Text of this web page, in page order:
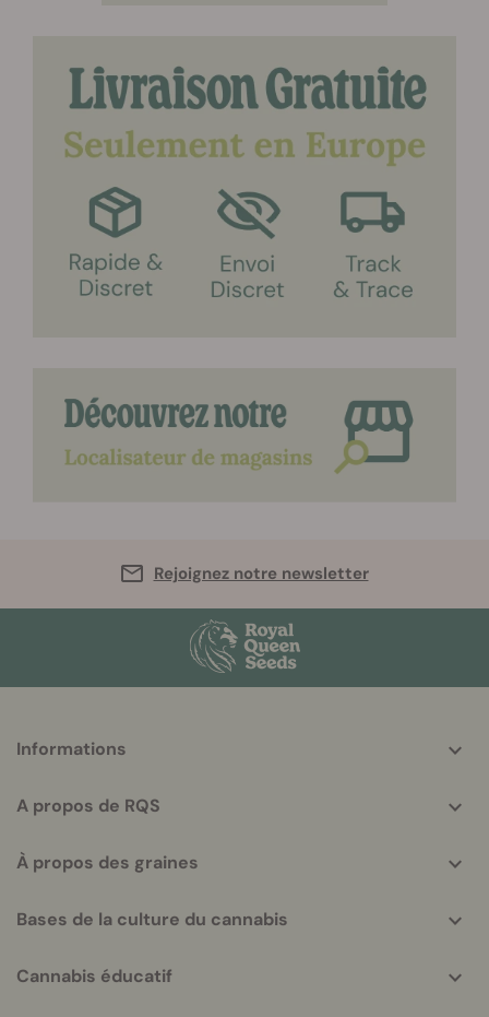
Rejoignez notre newsletter
helpful
Informations
A propos de RQS
À propos des graines
Bases de la culture du cannabis
Cannabis éducatif